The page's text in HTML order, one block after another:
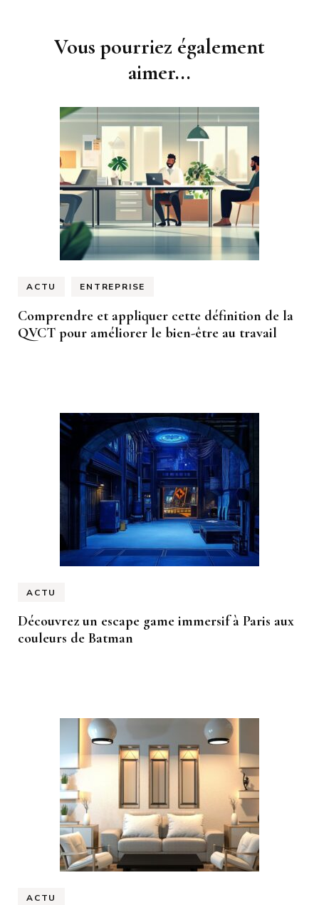
Navigation
Vous pourriez également
aimer...
ACTU ENTREPRISE
Comprendre et appliquer cette définition de la
QVCT pour améliorer le bien-être au travail
ACTU
Découvrez un escape game immersif à Paris aux
couleurs de Batman
ACTU